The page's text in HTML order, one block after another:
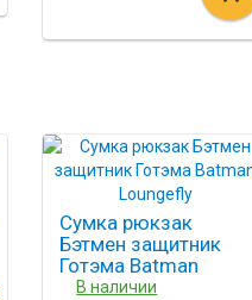
Сумка рюкзак
Бэтмен защитник
Готэма Batman
Loungefly
В наличии